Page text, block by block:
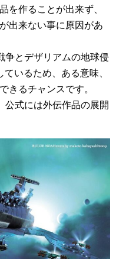
を作ることが出来ず、
出来ない事に原因があ
争とデザリアムの地球侵
いるため、ある意味、
きるチャンスです。
公式には外伝作品の展開